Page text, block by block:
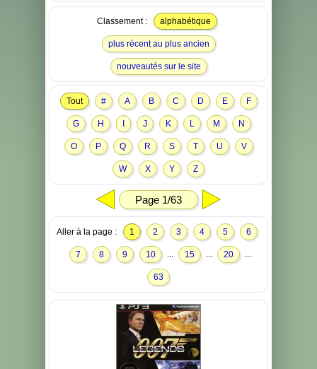
Classement : alphabétique
plus récent au plus ancien
nouveautés sur le site
Tout # A B C D E F
G H J K L M N
O P Q R S T U V
W X Y Z
Page 1/63
Aller à la page : 1 2 3 4 5 6
7 8 9 10 ... 15 ... 20 ...
63